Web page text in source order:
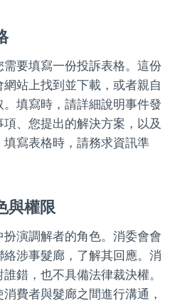
要填寫一份投訴表格。這份
站上找到並下載，或者親自
填寫時，請詳細說明事件發
、您提出的解決方案，以及
寫表格時，請務求資訊準
與權限
演調解者的角色。消委會會
涉事髮廊，了解其回應。消
錯，也不具備法律裁決權。
費者與髮廊之間進行溝通，